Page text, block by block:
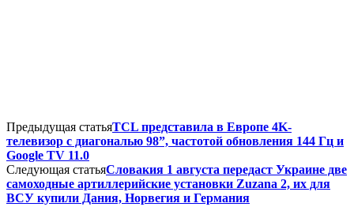
Предыдущая статьяTCL представила в Европе 4K-
телевизор с диагональю 98”, частотой обновления 144 Гц и
Google TV 11.0
Следующая статьяСловакия 1 августа передаст Украине две
самоходные артиллерийские установки Zuzana 2, их для
ВСУ купили Дания, Норвегия и Германия